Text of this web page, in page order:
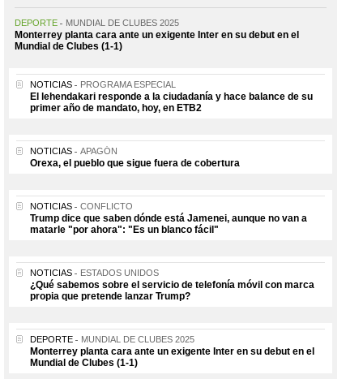
DEPORTE MUNDIAL DE CLUBES 2025
Monterrey planta cara ante un exigente Inter en su debut en el
Mundial de Clubes (1-1)
NOTICIAS PROGRAMA ESPECIAL
El lehendakari responde a la ciudadanía y hace balance de su
primer año de mandato, hoy, en ETB2
NOTICIAS APAGÓN
Orexa, el pueblo que sigue fuera de cobertura
NOTICIAS CONFLICTO
Trump dice que saben dónde está Jamenei, aunque no van a
matarle "por ahora": "Es un blanco fácil"
NOTICIAS ESTADOS UNIDOS
¿Qué sabemos sobre el servicio de telefonía móvil con marca
propia que pretende lanzar Trump?
DEPORTE MUNDIAL DE CLUBES 2025
Monterrey planta cara ante un exigente Inter en su debut en el
Mundial de Clubes (1-1)